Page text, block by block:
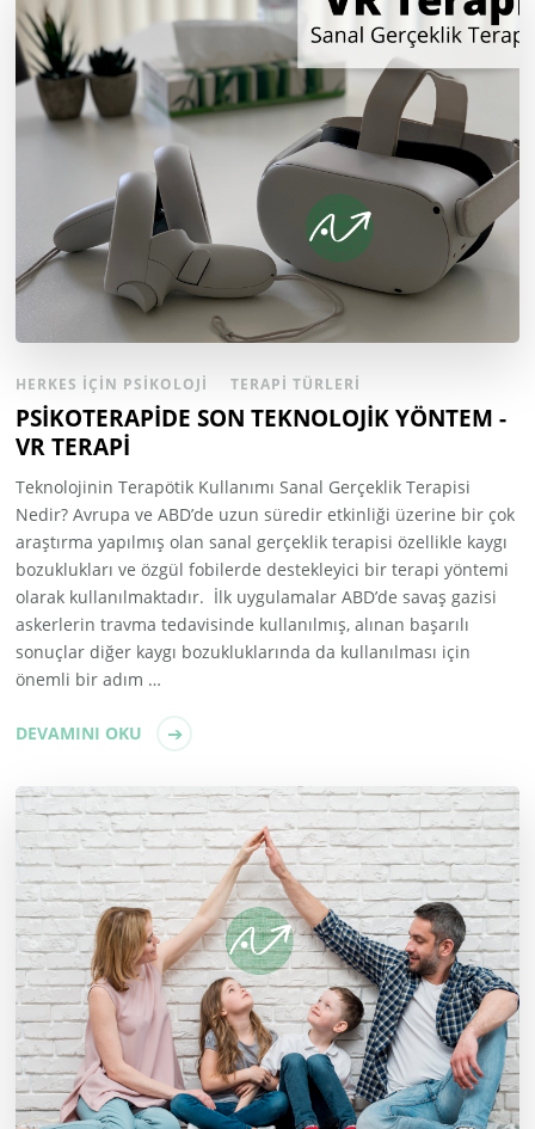
HERKES İÇIN PSIKOLOJI TERAPI TÜRLERI
PSİKOTERAPİDE SON TEKNOLOJİK YÖNTEM -
VR TERAPİ
Teknolojinin Terapötik Kullanımı Sanal Gerçeklik Terapisi
Nedir? Avrupa ve ABD’de uzun süredir etkinliği üzerine bir çok
araştırma yapılmış olan sanal gerçeklik terapisi özellikle kaygı
bozuklukları ve özgül fobilerde destekleyici bir terapi yöntemi
olarak kullanılmaktadır. İlk uygulamalar ABD’de savaş gazisi
askerlerin travma tedavisinde kullanılmış, alınan başarılı
sonuçlar diğer kaygı bozukluklarında da kullanılması için
önemli bir adım …
DEVAMINI OKU